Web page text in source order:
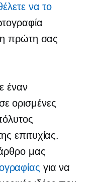
να το
η πρώτη σας
έναν
ορισμένες
επιτυχίας.
μας
για να